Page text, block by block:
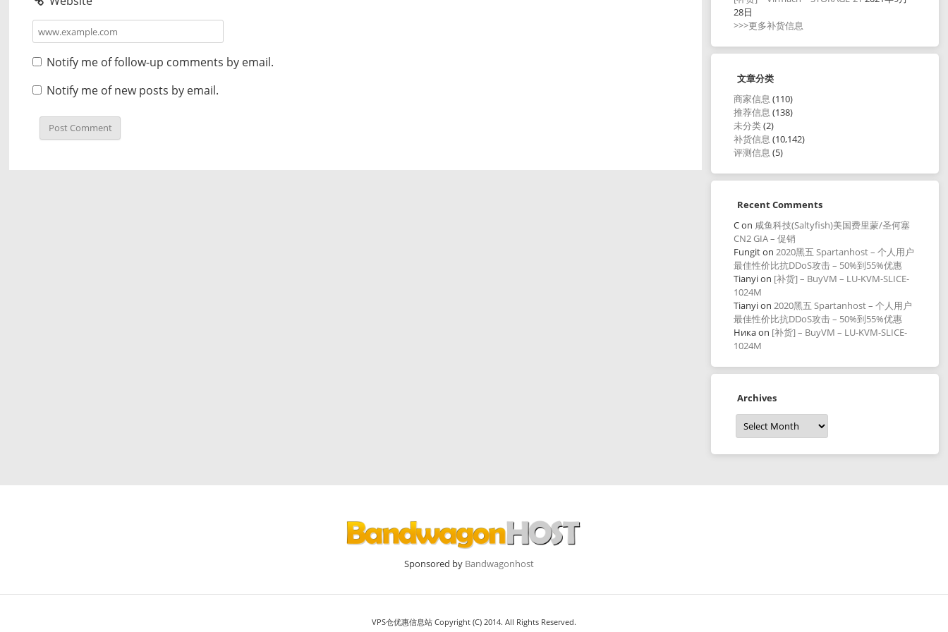
Notify me of follow-up comments by email.
Notify me of new posts by email.
28日
>>>更多补货信息
文章分类
商家信息 (110)
推荐信息 (138)
未分类(2)
补货信息 (10,142)
评测信息 (5)
Recent Comments
Con 咸鱼科技(Saltyfish)美国费里蒙/圣何塞
CN2 GIA – 促销
Fungiton2020黑五 Spartanhost – 个人用户
最佳性价比抗DDoS攻击 – 50%到55%优惠
Tianyion [补货] – BuyVM – LU-KVM-SLICE-
1024M
Tianyion2020黑五 Spartanhost – 个人用户
最佳性价比抗DDoS攻击 – 50%到55%优惠
Никаon [补货] – BuyVM – LU-KVM-SLICE-
1024M
Archives
Archives
Sponsored by Bandwagonhost
VPS仓优惠信息站 Copyright (C) 2014. All Rights Reserved.